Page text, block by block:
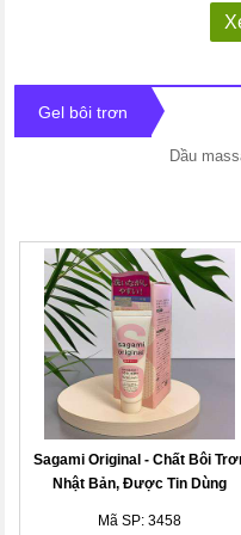
Gel bôi trơn
Dầu
Sagami Original - Chất Bôi
Nhật Bản, Được Tin Dùng
Mã SP: 3458